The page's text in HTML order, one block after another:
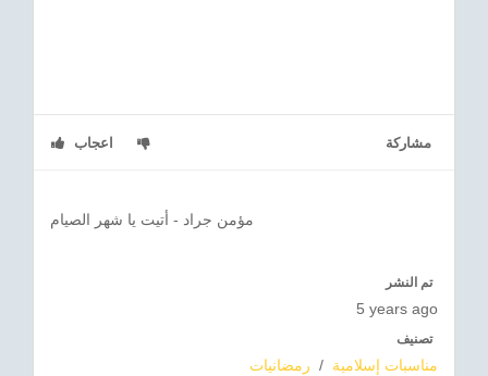
اعجاب مشاركة
مؤمن جراد - أتيت يا شهر الصيام
تم النشر
5 years ago
تصنيف
مناسبات إسلامية / رمضانيات